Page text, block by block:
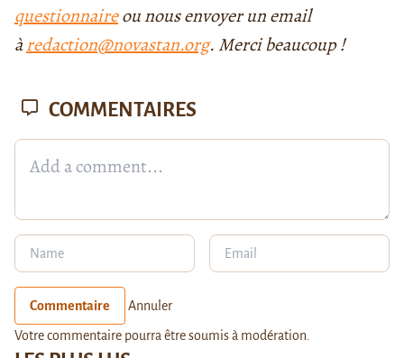
questionnaireou nous envoyer un email
àredaction@novastan.org. Merci beaucoup !
COMMENTAIRES
Commentaire Annuler
Votre commentaire pourra être soumis à modération.